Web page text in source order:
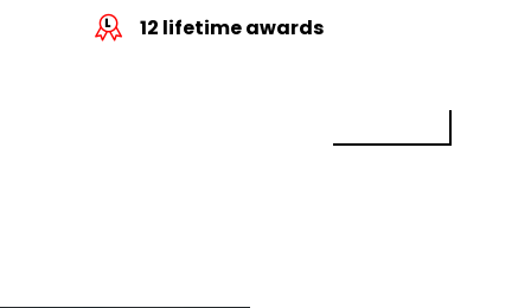
12 lifetime awards